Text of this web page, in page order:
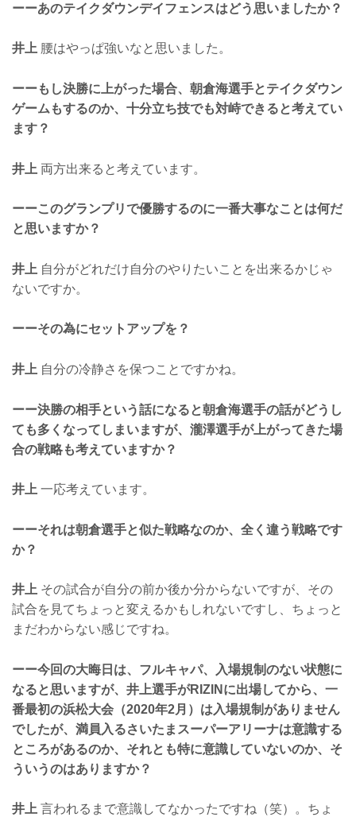
ーーあのテイクダウンデイフェンスはどう思いましたか？
井上 腰はやっぱ強いなと思いました。
ーーもし決勝に上がった場合、朝倉海選手とテイクダウン
ゲームもするのか、十分立ち技でも対峙できると考えてい
ます？
井上 両方出来ると考えています。
ーーこのグランプリで優勝するのに一番大事なことは何だ
と思いますか？
井上 自分がどれだけ自分のやりたいことを出来るかじゃ
ないですか。
ーーその為にセットアップを？
井上 自分の冷静さを保つことですかね。
ーー決勝の相手という話になると朝倉海選手の話がどうし
ても多くなってしまいますが、瀧澤選手が上がってきた場
合の戦略も考えていますか？
井上 一応考えています。
ーーそれは朝倉選手と似た戦略なのか、全く違う戦略です
か？
井上 その試合が自分の前か後か分からないですが、その
試合を見てちょっと変えるかもしれないですし、ちょっと
まだわからない感じですね。
ーー今回の大晦日は、フルキャパ、入場規制のない状態に
なると思いますが、井上選手がRIZINに出場してから、一
番最初の浜松大会（2020年2月）は入場規制がありません
でしたが、満員入るさいたまスーパーアリーナは意識する
ところがあるのか、それとも特に意識していないのか、そ
ういうのはありますか？
井上 言われるまで意識してなかったですね（笑）。ちょ